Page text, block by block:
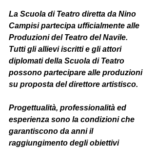
La Scuola di Teatro diretta da Nino
Campisi partecipa ufficialmente alle
Produzioni del Teatro del Navile.
Tutti gli allievi iscritti e gli attori
diplomati della Scuola di Teatro
possono partecipare alle produzioni
su proposta del direttore artistisco.
Progettualità, professionalità ed
esperienza sono la condizioni che
garantiscono da anni il
raggiungimento degli obiettivi